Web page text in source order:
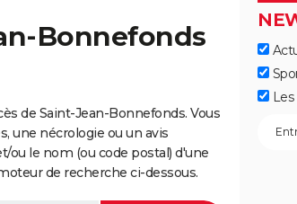
Bonnefonds
de Saint-Jean-Bonnefonds. Vous
une nécrologie ou un avis
le nom (ou code postal) d'une
de recherche ci-dessous.